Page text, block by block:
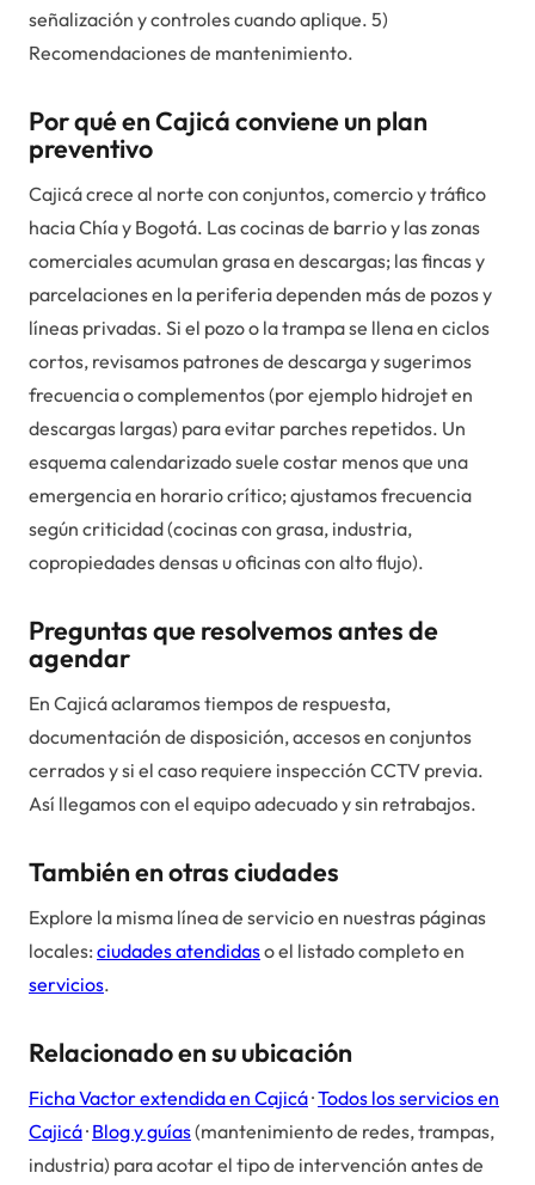
señalización y controles cuando aplique. 5)
Recomendaciones de mantenimiento.
Por qué en Cajicá conviene un plan
preventivo
Cajicá crece al norte con conjuntos, comercio y tráfico
hacia Chía y Bogotá. Las cocinas de barrio y las zonas
comerciales acumulan grasa en descargas; las fincas y
parcelaciones en la periferia dependen más de pozos y
líneas privadas. Si el pozo o la trampa se llena en ciclos
cortos, revisamos patrones de descarga y sugerimos
frecuencia o complementos (por ejemplo hidrojet en
descargas largas) para evitar parches repetidos. Un
esquema calendarizado suele costar menos que una
emergencia en horario crítico; ajustamos frecuencia
según criticidad (cocinas con grasa, industria,
copropiedades densas u oficinas con alto flujo).
Preguntas que resolvemos antes de
agendar
En Cajicá aclaramos tiempos de respuesta,
documentación de disposición, accesos en conjuntos
cerrados y si el caso requiere inspección CCTV previa.
Así llegamos con el equipo adecuado y sin retrabajos.
También en otras ciudades
Explore la misma línea de servicio en nuestras páginas
locales: ciudades atendidaso el listado completo en
servicios.
Relacionado en su ubicación
Ficha Vactor extendida en Cajicá·Todos los servicios en
Cajicá· Blog y guías(mantenimiento de redes, trampas,
industria) para acotar el tipo de intervención antes de